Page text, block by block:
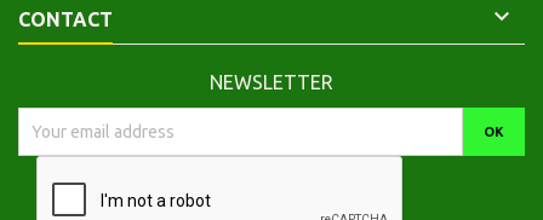
CONTACT 
NEWSLETTER